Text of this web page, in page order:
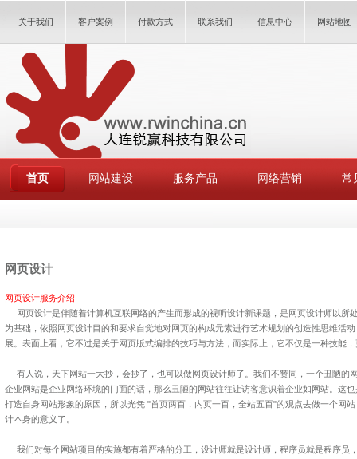
关于我们 客户案例 付款方式 联系我们 信息中心 网站地图
首页 网站建设 服务产品 网络营销 常
网页设计
网页设计服务介绍
网页设计是伴随着计算机互联网络的产生而形成的视听设计新课题，是网页设计师以所
为基础，依照网页设计目的和要求自觉地对网页的构成元素进行艺术规划的创造性思维活
展。表面上看，它不过是关于网页版式编排的技巧与方法，而实际上，它不仅是一种技能
有人说，天下网站一大抄，会抄了，也可以做网页设计师了。我们不赞同，一个丑陋的
企业网站是企业网络环境的门面的话，那么丑陋的网站往往让访客意识着企业如网站。这
打造自身网站形象的原因，所以光凭 "首页两百，内页一百，全站五百"的观点去做一个网
计本身的意义了。
我们对每个网站项目的实施都有着严格的分工，设计师就是设计师，程序员就是程序员